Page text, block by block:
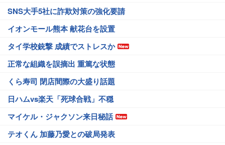
SNS大手5社に詐欺対策の強化要請
イオンモール熊本 献花台を設置
タイ学校銃撃 成績でストレスか
正常な組織を誤摘出 重篤な状態
くら寿司 閉店間際の大盛り話題
日ハムvs楽天「死球合戦」不穏
マイケル・ジャクソン来日秘話
テオくん 加藤乃愛との破局発表